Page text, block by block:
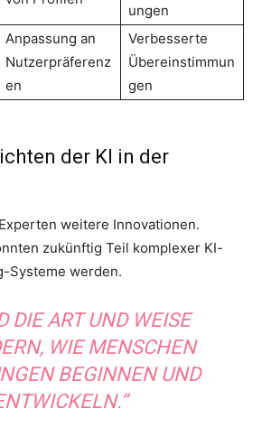
ungen
Anpassung an
Nutzerpräferenz
en
Verbesserte
Übereinstimmun
gen
der KI in der
weitere Innovationen.
zukünftig Teil komplexer KI-
Systeme werden.
DIE ART UND WEISE
WIE MENSCHEN
BEGINNEN UND